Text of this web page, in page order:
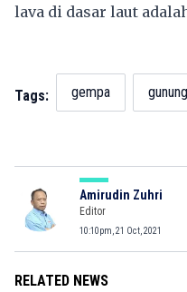
lava di dasar laut
Tags: gempa
Amirudin Zuhri
Editor
10:10pm, 21 Oct, 2021
RELATED NEWS